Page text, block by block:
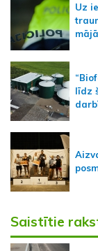
Uz
līdz
Saistītie